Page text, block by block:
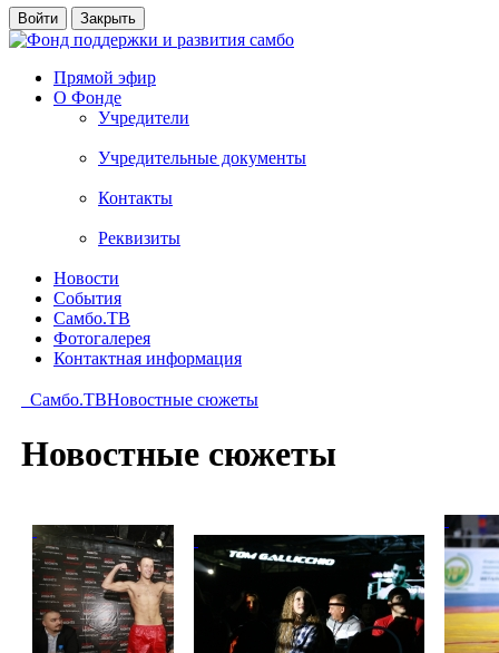
Прямой эфир
О Фонде
Учредители
Учредительные документы
Контакты
Реквизиты
Новости
События
Самбо.ТВ
Фотогалерея
Контактная информация
Самбо.ТВНовостные сюжеты
Новостные сюжеты